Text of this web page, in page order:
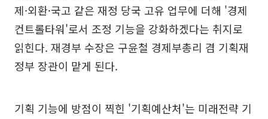
제·외환·국고 같은 재정 당국 고유 업무에 더해 '경제
컨트롤타워'로서 조정 기능을 강화하겠다는 취지로
읽힌다. 재경부 수장은 구윤철 경제부총리 겸 기획재
정부 장관이 맡게 된다.
기획 기능에 방점이 찍힌 '기획예산처'는 미래전략 기